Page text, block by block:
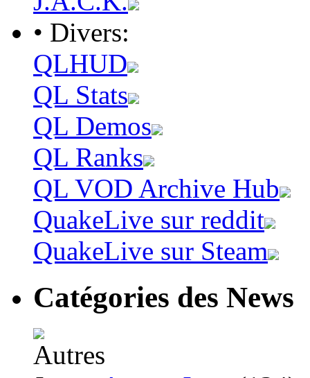
• Divers:
QLHUD
QL Stats
QL Demos
QL Ranks
QL VOD Archive Hub
QuakeLive sur reddit
QuakeLive sur Steam
Catégories des News